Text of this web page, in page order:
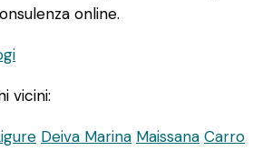
online.
vicini:
Deiva Marina Maissana Carro